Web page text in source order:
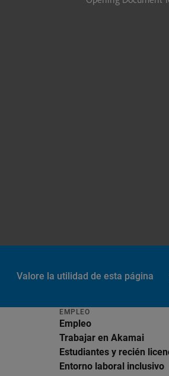
Valore la utilidad de esta página
EMPLEO
Empleo
Trabajar en Akamai
Estudiantes y recién
Entorno laboral inclusivo